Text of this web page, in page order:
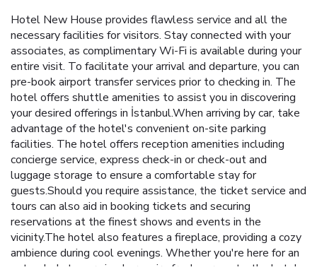
Hotel New House provides flawless service and all the
necessary facilities for visitors. Stay connected with your
associates, as complimentary Wi-Fi is available during your
entire visit. To facilitate your arrival and departure, you can
pre-book airport transfer services prior to checking in. The
hotel offers shuttle amenities to assist you in discovering
your desired offerings in İstanbul.When arriving by car, take
advantage of the hotel's convenient on-site parking
facilities. The hotel offers reception amenities including
concierge service, express check-in or check-out and
luggage storage to ensure a comfortable stay for
guests.Should you require assistance, the ticket service and
tours can also aid in booking tickets and securing
reservations at the finest shows and events in the
vicinity.The hotel also features a fireplace, providing a cozy
ambience during cool evenings. Whether you're here for an
extended stay or simply require fresh garments, the hotel